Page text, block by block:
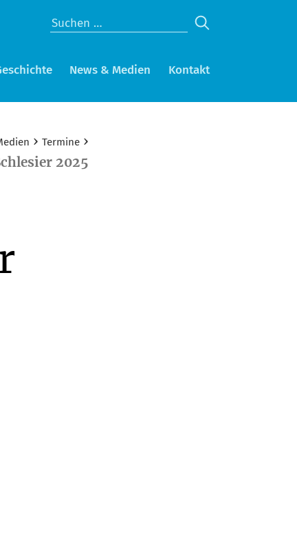
News & Medien Kontakt
› Termine ›
2025